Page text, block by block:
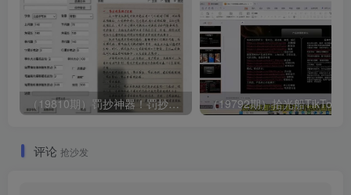
（19810期）罚抄神器！罚抄10万字都不在怕了，手写字体模拟生成器，附带新整理背景图和字体，纯本地离线运行
评论 抢沙发